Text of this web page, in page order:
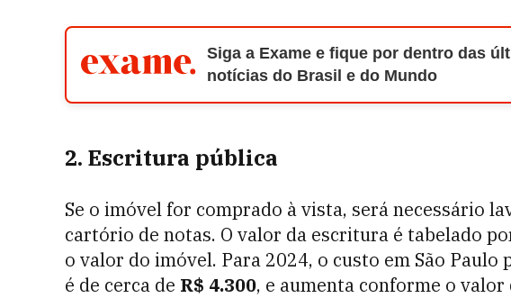
Siga a Exame e fique por dentro das
notícias do Brasil e do Mundo
2. Escritura pública
Se o imóvel for comprado à vista, será necessário
cartório de notas. O valor da escritura é tabelado
o valor do imóvel. Para 2024, o custo em São Paulo
é de cerca de R$ 4.300, e aumenta conforme o valor